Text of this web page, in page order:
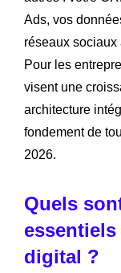
Ads, vos
réseaux sociaux
Pour les
visent une
architecture
fondement de
2026.
Quels
essentiels
digital ?